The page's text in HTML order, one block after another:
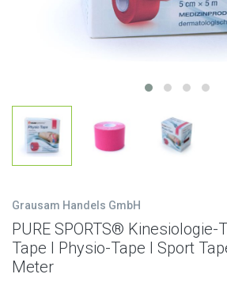
Grausam Handels GmbH
PURE SPORTS® Kinesiologie-
Tape I Physio-Tape I Sport
Meter